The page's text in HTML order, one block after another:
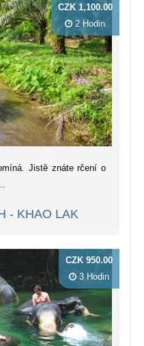
Jistě znáte rčení o
- KHAO LAK
CZK 1,100.00
2 Hodin
CZK 950.00
3 Hodin